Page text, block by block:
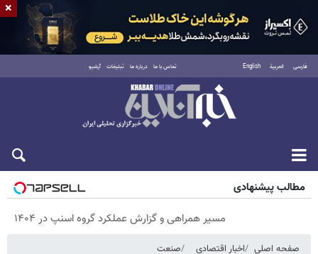
فارسی العربية English تماس با ما درباره ما تبلیغات آرشیو
پنجشنبه ۱۵ مرداد ۱۴۰۵
مطالب پیشنهادی
مسیر همراهی و گزارش عملکرد گروه اسنپ در ۱۴۰۴
صفحه اصلی اخبار اقتصادی صنعت
×